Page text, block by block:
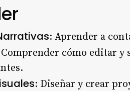
: Aprender a
Comprender cómo editar
: Diseñar y crear